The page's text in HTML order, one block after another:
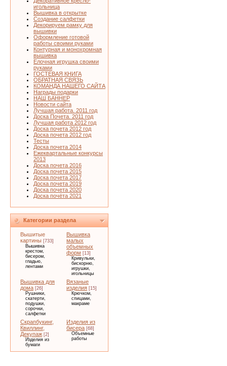
игольница
Вышивка в открытке
Создание салфетки
Декорируем рамку для
вышивки
Оформление готовой
работы своими руками
Контурная и монохромная
вышивка
Елочная игрушка своими
руками
ГОСТЕВАЯ КНИГА
ОБРАТНАЯ СВЯЗЬ
КОМАНДА НАШЕГО САЙТА
Награды подарки
НАШ БАННЕР
Новости сайта
Лучшая работа. 2011 год
Доска Почета. 2011 год
Лучшая работа 2012 год
Доска почета 2012 год
Доска почета 2012 год
Тесты
Доска почета 2014
Ежеквартальные конкурсы
2013
Доска почета 2016
Доска почета 2015
Доска почета 2017
Доска почета 2019
Доска почета 2020
Доска почёта 2021
Категории раздела
Вышитые
картины [733]
Вышивка
крестом,
бисером,
гладью,
лентами
Вышивка
малых
объемных
форм [13]
Кривульки,
бискорню,
игрушки,
игольницы
Вышивка для
дома [26]
Рушники,
скатерти,
подушки,
сорочки,
салфетки
Вязаные
изделия [15]
Крючком,
спицами,
макраме
Скрапбукинг,
Квиллинг,
Декупаж [2]
Изделия из
бумаги
Изделия из
бисера [68]
Объемные
работы